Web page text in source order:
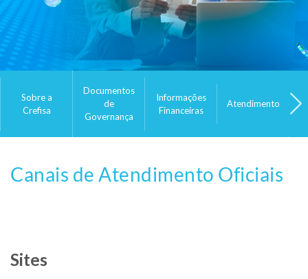
Sobre a
Crefisa
Documentos
de
Governança
Informações
Financeiras
Atendimento
Canais de Atendimento Oficiais
Sites